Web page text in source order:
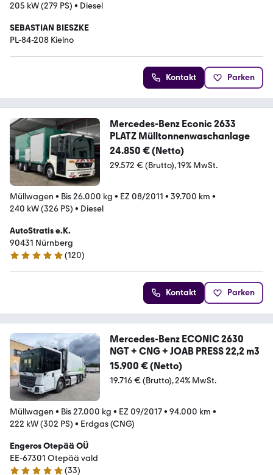
205 kW (279 PS) • Diesel
SEBASTIAN BIESZKE
PL-84-208 Kielno
Kontakt Parken
Mercedes-Benz Econic 2633
PLATZ Mülltonnenwaschanlage
24.850 € (Netto)
29.572 € (Brutto) 19% MwSt.
Müllwagen • Bis 26.000 kg • EZ 08/2011 • 39.700 km •
240 kW (326 PS) • Diesel
AutoStratis e.K.
90431 Nürnberg
4.9 Sterne
(120)
Kontakt Parken
Mercedes-Benz ECONIC 2630
NGT + CNG + JOAB PRESS 22,2 m3
15.900 € (Netto)
19.716 € (Brutto) 24% MwSt.
Müllwagen • Bis 27.000 kg • EZ 09/2017• 94.000 km •
222 kW (302 PS) • Erdgas (CNG)
Engeros Otepää OÜ
EE-67301 Otepää vald
(33)